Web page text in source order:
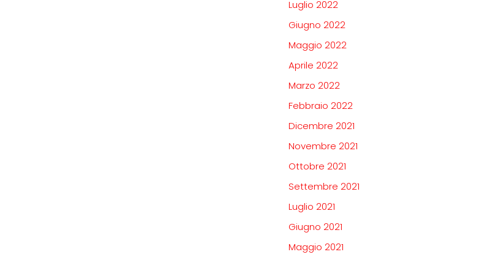
Luglio 2022
Giugno 2022
Maggio 2022
Aprile 2022
Marzo 2022
Febbraio 2022
Dicembre 2021
Novembre 2021
Ottobre 2021
Settembre 2021
Luglio 2021
Giugno 2021
Maggio 2021